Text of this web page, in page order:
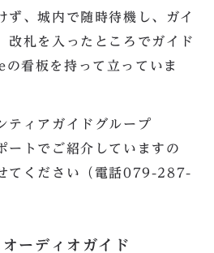
ず、城内で随時待機し、ガイ
改札を入ったところでガイド
看板を持って立っていま
ティアガイドグループ
ートでご紹介していますの
てください（電話079-287-
ーディオガイド